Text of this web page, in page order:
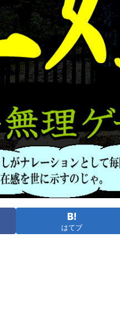
はてブ